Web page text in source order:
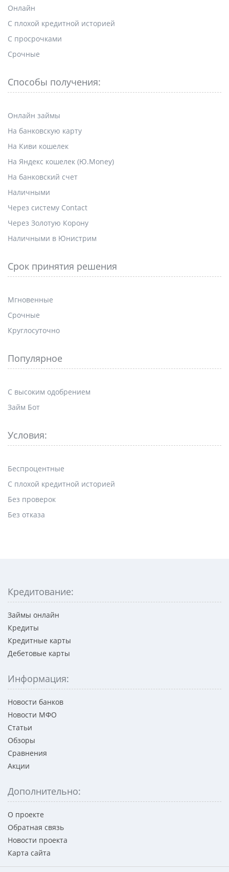
Онлайн
С плохой кредитной историей
С просрочками
Срочные
Способы получения:
Онлайн займы
На банковскую карту
На Киви кошелек
На Яндекс кошелек (Ю.Money)
На банковский счет
Наличными
Через систему Contact
Через Золотую Корону
Наличными в Юнистрим
Срок принятия решения
Мгновенные
Срочные
Круглосуточно
Популярное
С высоким одобрением
Займ Бот
Условия:
Беспроцентные
С плохой кредитной историей
Без проверок
Без отказа
Кредитование:
Займы онлайн
Кредиты
Кредитные карты
Дебетовые карты
Информация:
Новости банков
Новости МФО
Статьи
Обзоры
Сравнения
Акции
Дополнительно:
О проекте
Обратная связь
Новости проекта
Карта сайта